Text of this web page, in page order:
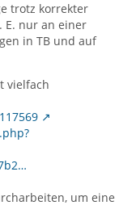
trotz korrekter
E. nur an einer
in TB und auf
vielfach
um eine